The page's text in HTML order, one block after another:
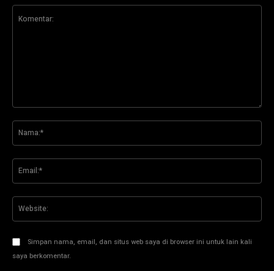
Simpan nama, email, dan situs web saya di browser ini untuk lain kali
saya berkomentar.